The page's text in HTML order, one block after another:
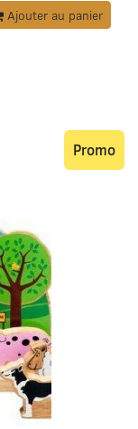
Ajouter au panier
Promo